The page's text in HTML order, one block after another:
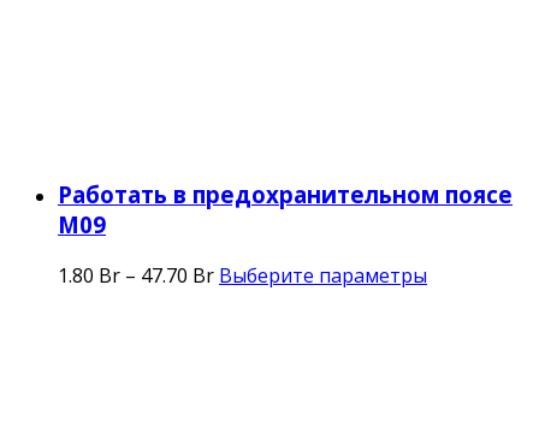
Работать в предохранительном поясе
М09
1.80 Br – 47.70 Br Выберите параметры